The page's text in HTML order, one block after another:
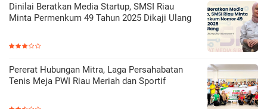
Dinilai Beratkan Media Startup, SMSI Riau
Minta Permenkum 49 Tahun 2025 Dikaji Ulang
Pererat Hubungan Mitra, Laga Persahabatan
Tenis Meja PWI Riau Meriah dan Sportif